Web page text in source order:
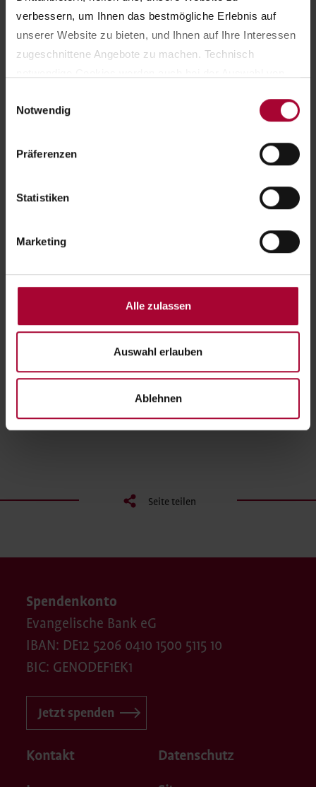
verbessern, um Ihnen das bestmögliche Erlebnis auf
unserer Website zu bieten, und Ihnen auf Ihre Interessen
zugeschnittene Angebote zu machen. Technisch
am Seitenende unter Cookie-Einstellungen ändern.
unserer Datenschutzerklärung
Notwendig
Präferenzen
Statistiken
Marketing
Alle zulassen
Auswahl erlauben
Ablehnen
Wie kam das? Das Edeka-Center-Team rief kürzlich
beim Freundeskreis im Johannesstift an und fragte,
womit sie den Menschen hier eine Freude machen
können. Carsten Donder vom Freundeskreis gab
diese Frage in die Bereiche weiter. Dort wurden
fleißig Wunschzettel für Weihnachten geschrieben.
Tieren oder Einhörnern. Die Jugendlichen freuen sich
Servicewohnen bitten die älteren Bewohnenden um
Edeka-Centers an der Heerstraße 284 gekauft und in
einem Regal im Eingangsbereich aufgestellt. Die
Kund*innen können daraus noch bis zum 19.
Johannesstift überreicht.
Weihnachten Projekte
Seite teilen
Kontakt Datenschutz
Spendenkonto
Evangelische Bank eG
IBAN: DE12 5206 0410 1500 5115 10
BIC: GENODEF1EK1
Jetzt spenden